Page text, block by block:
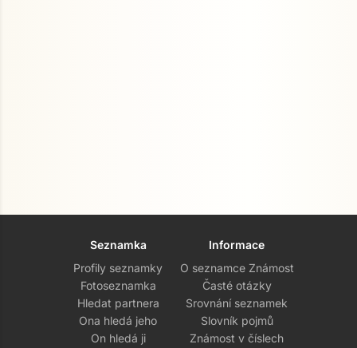
Seznamka
Profily seznamky
Fotoseznamka
Hledat partnera
Ona hledá jeho
On hledá ji
Informace
O seznamce Známost
Časté otázky
Srovnání seznamek
Slovník pojmů
Známost v číslech